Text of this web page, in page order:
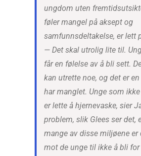
ungdom uten
føler mangel på aksept og
samfunnsdeltakelse, er lett
— Det skal utrolig lite til.
får en følelse av å bli sett.
kan utrette noe, og det er
har manglet. Unge som ikke
er lette å hjernevaske, sier
problem, slik Glees ser det,
mange av disse miljøene er
mot de unge til ikke å bli for